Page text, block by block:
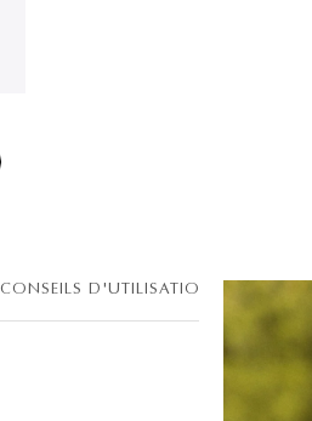
CONSEILS D'UTILISATION